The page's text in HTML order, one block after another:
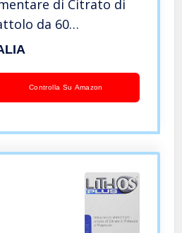
di Citrato di
da 60
Controlla Su Amazon